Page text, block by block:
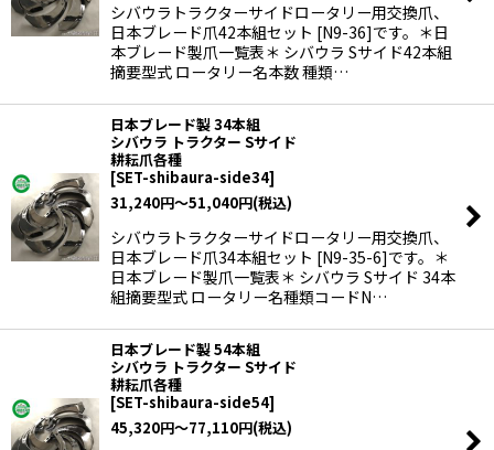
シバウラトラクターサイドロータリー用交換爪、
日本ブレード爪42本組セット [N9-36]です。＊日
本ブレード製爪一覧表＊ シバウラ Sサイド42本組
摘要型式 ロータリー名本数 種類…
日本ブレード製 34本組
シバウラ トラクター Sサイド
耕耘爪各種
[SET-shibaura-side34]
31,240円～51,040円(税込)
シバウラトラクターサイドロータリー用交換爪、
日本ブレード爪34本組セット [N9-35-6]です。＊
日本ブレード製爪一覧表＊ シバウラ Sサイド 34本
組摘要型式 ロータリー名種類コードN…
日本ブレード製 54本組
シバウラ トラクター Sサイド
耕耘爪各種
[SET-shibaura-side54]
45,320円～77,110円(税込)